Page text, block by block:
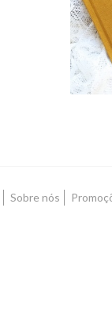
Sobre nós